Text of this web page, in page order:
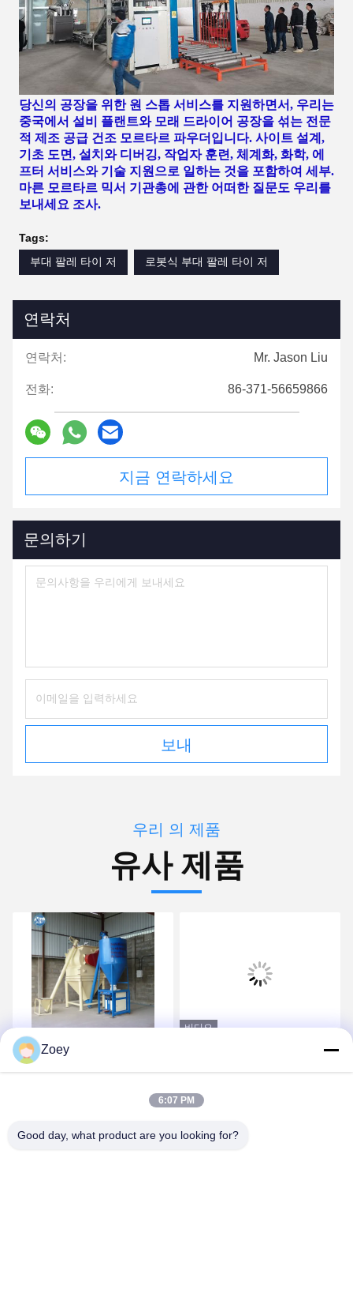
당신의 공장을 위한 원 스톱 서비스를 지원하면서, 우리는
중국에서 설비 플랜트와 모래 드라이어 공장을 섞는 전문
적 제조 공급 건조 모르타르 파우더입니다. 사이트 설계,
기초 도면, 설치와 디버깅, 작업자 훈련, 체계화, 화학, 에
프터 서비스와 기술 지원으로 일하는 것을 포함하여 세부.
마른 모르타르 믹서 기관총에 관한 어떠한 질문도 우리를
보내세요 조사.
Tags:
부대 팔레 타이 저
로봇식 부대 팔레 타이 저
연락처
연락처: Mr. Jason Liu
전화: 86-371-56659866
지금 연락하세요
문의하기
보내
우리 의 제품
유사 제품
-5t/H 고효율 건조 모르타
르는 자동밸브 곤포기에 의
가장 좋은 가격 을 구하라
비디오
타일 시멘트 건조 모르타르
기관총 3 T/H 마른 몰탈 혼
가장 좋은 가격 을 구하라
Zoey
6:07 PM
Good day, what product are you looking for?